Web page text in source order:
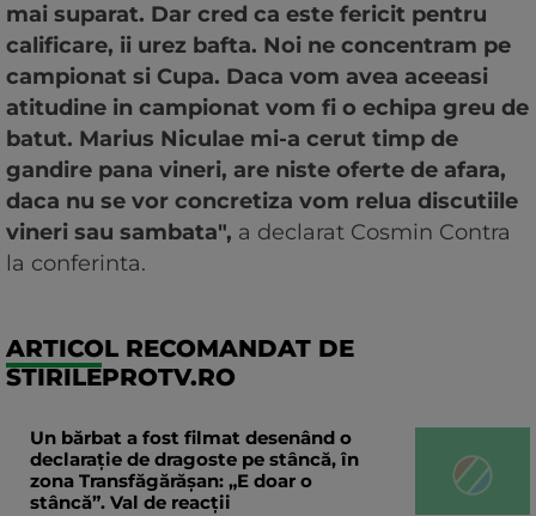
mai suparat. Dar cred ca este fericit pentru
calificare, ii urez bafta. Noi ne concentram pe
campionat si Cupa. Daca vom avea aceeasi
atitudine in campionat vom fi o echipa greu de
batut. Marius Niculae mi-a cerut timp de
gandire pana vineri, are niste oferte de afara,
daca nu se vor concretiza vom relua discutiile
vineri sau sambata", a declarat Cosmin Contra
la conferinta.
ARTICOL RECOMANDAT DE
STIRILEPROTV.RO
Un bărbat a fost filmat desenând o
declaraţie de dragoste pe stâncă, în
zona Transfăgărăşan: „E doar o
stâncă”. Val de reacții